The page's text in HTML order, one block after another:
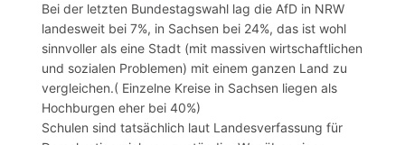
Bei der letzten Bundestagswahl lag die AfD in NRW
landesweit bei 7%, in Sachsen bei 24%, das ist wohl
sinnvoller als eine Stadt (mit massiven wirtschaftlichen
und sozialen Problemen) mit einem ganzen Land zu
vergleichen.( Einzelne Kreise in Sachsen liegen als
Hochburgen eher bei 40%)
Schulen sind tatsächlich laut Landesverfassung für